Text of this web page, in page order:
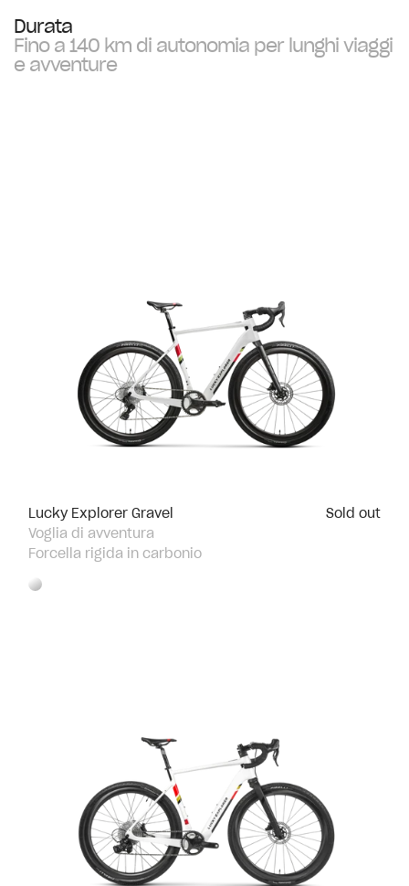
Durata
Fino a 140 km di autonomia per lunghi viaggi
e avventure
Lucky Explorer Gravel
Sold out
Voglia di avventura
Forcella rigida in carbonio